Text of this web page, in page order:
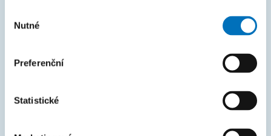
souhlasu
Nutné
Preferenční
Statistické
Studium
Spolupráce